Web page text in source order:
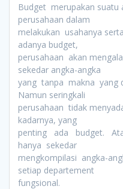
Budget merupakan suatu
perusahaan dalam
melakukan usahanya
adanya budget,
perusahaan akan
sekedar angka-angka
yang tanpa makna yang
Namun seringkali
perusahaan tidak
kadarnya, yang
penting ada budget.
hanya sekedar
mengkompilasi angka-
setiap departement
fungsional.